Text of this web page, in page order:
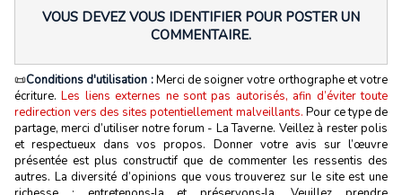
VOUS DEVEZ VOUS IDENTIFIER POUR POSTER UN
COMMENTAIRE.
📜Conditions d'utilisation :Merci de soigner votre orthographe et votre
écriture.Les liens externes ne sont pas autorisés, afin d’éviter toute
redirection vers des sites potentiellement malveillants. Pour ce type de
partage, merci d’utiliser notre forum - La Taverne. Veillez à rester polis
et respectueux dans vos propos. Donner votre avis sur l’œuvre
présentée est plus constructif que de commenter les ressentis des
autres. La diversité d’opinions que vous trouverez sur le site est une